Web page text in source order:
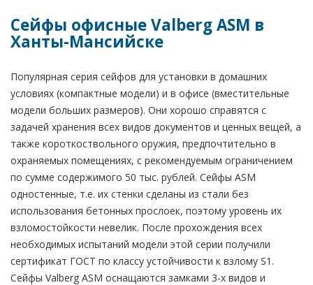
Сейфы офисные Valberg ASM в
Ханты-Мансийске
Популярная серия сейфов для установки в домашних
условиях (компактные модели) и в офисе (вместительные
модели больших размеров). Они хорошо справятся с
задачей хранения всех видов документов и ценных вещей, а
также короткоствольного оружия, предпочтительно в
охраняемых помещениях, с рекомендуемым ограничением
по сумме содержимого 50 тыс. рублей. Сейфы ASM
одностенные, т.е. их стенки сделаны из стали без
использования бетонных прослоек, поэтому уровень их
взломостойкости невелик. После прохождения всех
необходимых испытаний модели этой серии получили
сертификат ГОСТ по классу устойчивости к взлому S1.
Сейфы Valberg ASM оснащаются замками 3-х видов и